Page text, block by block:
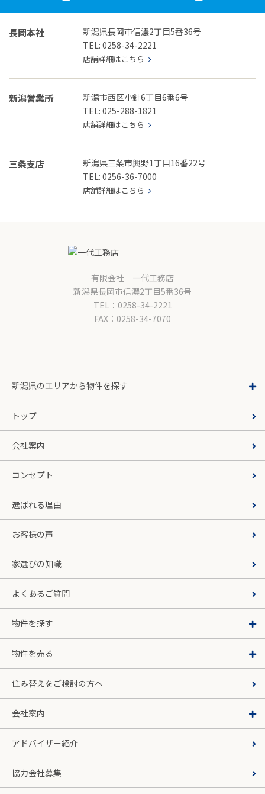
長岡本社
新潟県長岡市信濃2丁目5番36号
TEL: 0258-34-2221
店舗詳細はこちら
新潟営業所
新潟市西区小針6丁目6番6号
TEL: 025-288-1821
店舗詳細はこちら
三条支店
新潟県三条市興野1丁目16番22号
TEL: 0256-36-7000
店舗詳細はこちら
有限会社 一代工務店
新潟県長岡市信濃2丁目5番36号
TEL：0258-34-2221
FAX：0258-34-7070
新潟県のエリアから物件を探す
トップ
会社案内
コンセプト
選ばれる理由
お客様の声
家選びの知識
よくあるご質問
物件を探す
物件を売る
住み替えをご検討の方へ
会社案内
アドバイザー紹介
協力会社募集